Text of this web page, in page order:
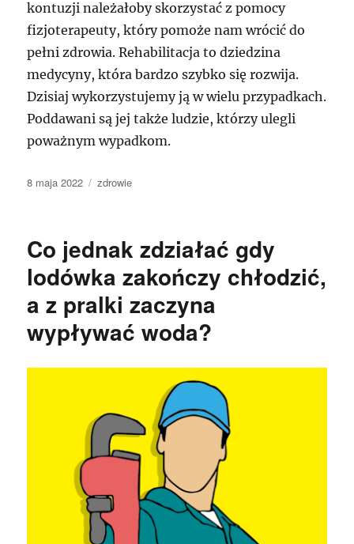
kontuzji należałoby skorzystać z pomocy
fizjoterapeuty, który pomoże nam wrócić do
pełni zdrowia. Rehabilitacja to dziedzina
medycyny, która bardzo szybko się rozwija.
Dzisiaj wykorzystujemy ją w wielu przypadkach.
Poddawani są jej także ludzie, którzy ulegli
poważnym wypadkom.
Data
8 maja 2022 Kategorie
zdrowie
Co jednak zdziałać gdy
lodówka zakończy chłodzić,
a z pralki zaczyna
wypływać woda?